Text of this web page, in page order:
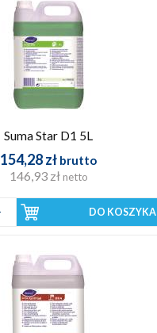
Suma Star D1 5L
154,28 zł brutto
146,93 zł netto
DO KOSZYKA